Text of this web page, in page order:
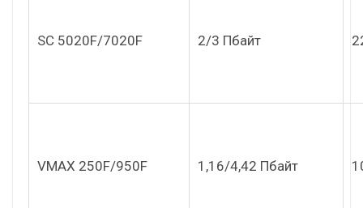
SC 5020F/7020F 2/3 Пбайт
VMAX 250F/950F 1,16/4,42 Пбайт